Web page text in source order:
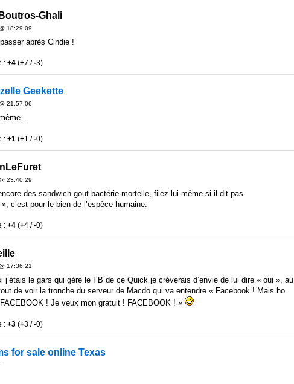
Ghali
18:29:09
après Cindie !
: +4(+7 /-3)
Geekette
21:57:06
: +1 (+1 /-0)
23:40:29
des sandwich gout bactérie mortelle, filez lui même si il dit pas
c’est pour le bien de l’espèce humaine.
: +4(+4 /-0)
17:36:21
j’étais le gars qui gère le FB de ce Quick je crèverais d’envie de lui dire « oui », au
de voir la tronche du serveur de Macdo qui va entendre « Facebook ! Mais ho
! Je veux mon gratuit ! FACEBOOK ! »
: +3(+3 /-0)
for sale online Texas